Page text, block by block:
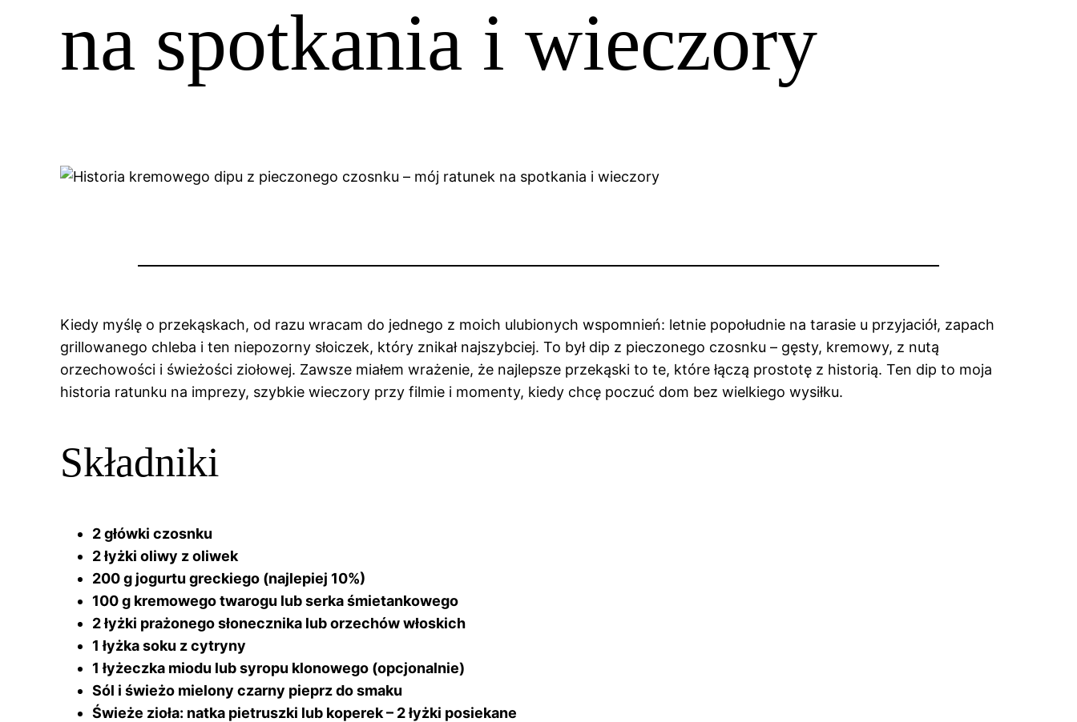
na spotkania i wieczory
Kiedy myślę o przekąskach, od razu wracam do jednego z moich ulubionych wspomnień: letnie popołudnie na tarasie u przyjaciół, zapach
grillowanego chleba i ten niepozorny słoiczek, który znikał najszybciej. To był dip z pieczonego czosnku – gęsty, kremowy, z nutą
orzechowości i świeżości ziołowej. Zawsze miałem wrażenie, że najlepsze przekąski to te, które łączą prostotę z historią. Ten dip to moja
historia ratunku na imprezy, szybkie wieczory przy filmie i momenty, kiedy chcę poczuć dom bez wielkiego wysiłku.
Składniki
2 główki czosnku
2 łyżki oliwy z oliwek
200 g jogurtu greckiego (najlepiej 10%)
100 g kremowego twarogu lub serka śmietankowego
2 łyżki prażonego słonecznika lub orzechów włoskich
1 łyżka soku z cytryny
1 łyżeczka miodu lub syropu klonowego (opcjonalnie)
Sól i świeżo mielony czarny pieprz do smaku
Świeże zioła: natka pietruszki lub koperek – 2 łyżki posiekane